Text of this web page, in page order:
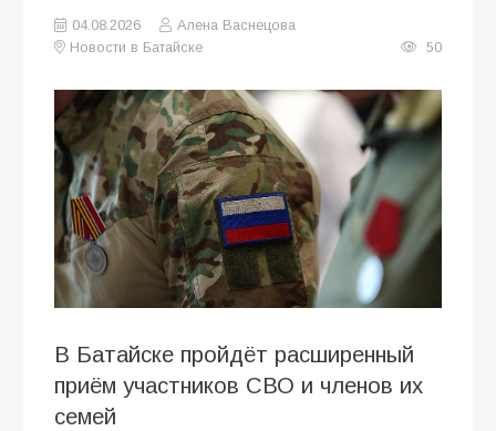
04.08.2026
Алена Васнецова
Новости в Батайске
50
В Батайске пройдёт расширенный
приём участников СВО и членов их
семей